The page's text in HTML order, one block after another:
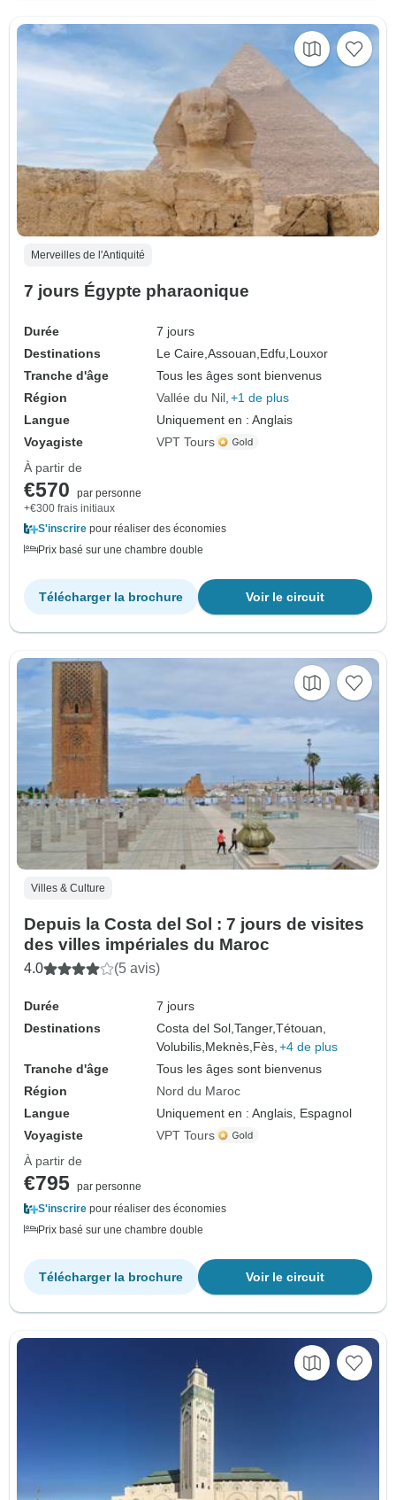
Merveilles de l'Antiquité
7 jours Égypte pharaonique
Durée
7 jours
Destinations
Le Caire,Assouan, Edfu, Louxor
Tranche d'âge
Tous les âges sont bienvenus
Région
Vallée du Nil +1 de plus
Langue
Uniquement en : Anglais
Voyagiste
VPT Tours
À partir de
€570
par personne
+€300 frais initiaux
S'inscrire pour réaliser des économies
Prix basé sur une chambre double
Voir le circuit
Télécharger la brochure
Villes & Culture
Depuis la Costa del Sol : 7 jours de visites
des villes impériales du Maroc
4.0 (5 avis)
Durée
7 jours
Destinations
Costa del Sol,Tanger,Tétouan,
Volubilis, Meknès, Fès, +4 de plus
Tranche d'âge
Tous les âges sont bienvenus
Région
Nord du Maroc
Langue
Uniquement en : Anglais, Espagnol
Voyagiste
VPT Tours
À partir de
€795 par personne
S'inscrire pour réaliser des économies
Prix basé sur une chambre double
Voir le circuit
Télécharger la brochure